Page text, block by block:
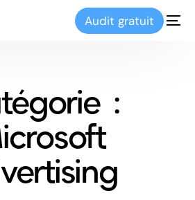
Audit gratuit
: